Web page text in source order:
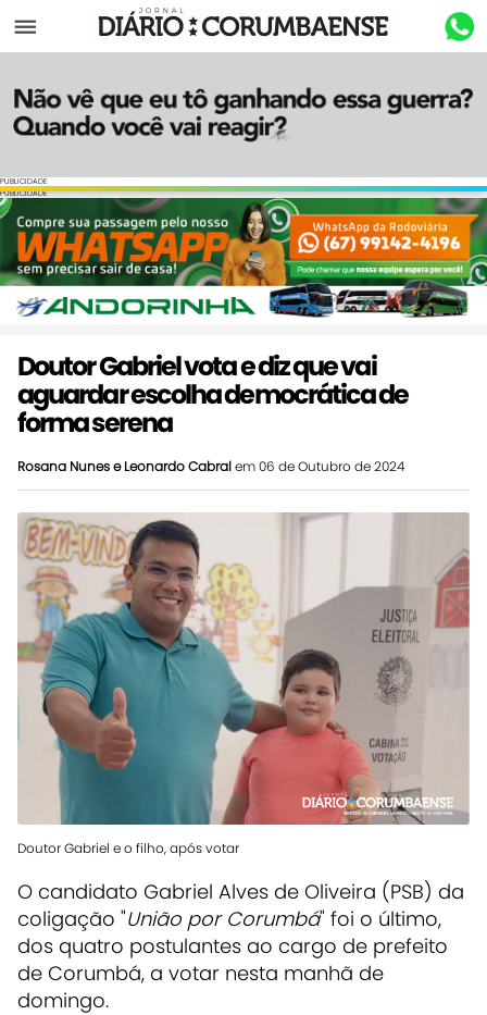
Menu
PUBLICIDADE
PUBLICIDADE
Doutor Gabriel vota e diz que vai
aguardar escolha democrática de
forma serena
Rosana Nunes e Leonardo Cabralem 06 de Outubro de 2024
Doutor Gabriel e o filho, após votar
O candidato Gabriel Alves de Oliveira (PSB) da
coligação "União por Corumbá" foi o último,
dos quatro postulantes ao cargo de prefeito
de Corumbá, a votar nesta manhã de
domingo.